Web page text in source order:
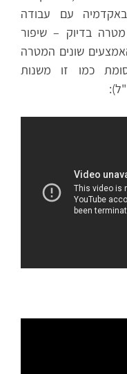
עם עבודה
בדיוק – שיפור
שונים המטרה
כמו זו משנות